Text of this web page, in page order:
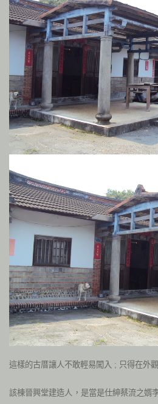
這樣的古厝讓人不敢輕易闖入 ; 只得在外
該棟晉興堂建造人，是當是仕紳蔡流之婿